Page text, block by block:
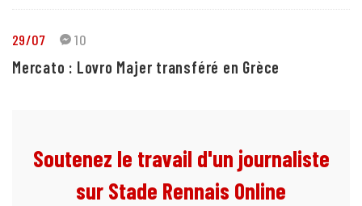
29/07 10
Mercato : Lovro Majer transféré en Grèce
Soutenez le travail d'un journaliste
sur Stade Rennais Online